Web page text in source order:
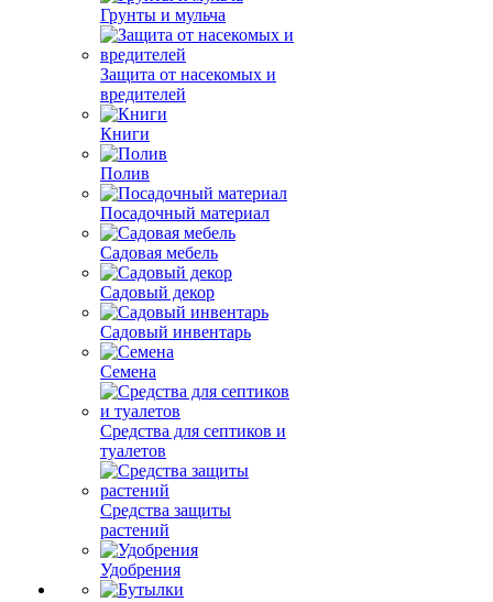
Грунты и мульча
Защита от насекомых и
вредителей
Книги
Полив
Посадочный материал
Садовая мебель
Садовый декор
Садовый инвентарь
Семена
Средства для септиков и
туалетов
Средства защиты
растений
Удобрения